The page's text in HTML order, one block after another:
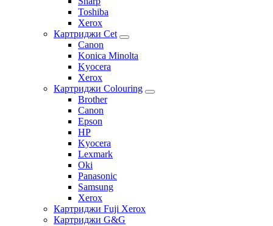
Toshiba
Xerox
Картриджи Cet
Canon
Konica Minolta
Kyocera
Xerox
Картриджи Colouring
Brother
Canon
Epson
HP
Kyocera
Lexmark
Oki
Panasonic
Samsung
Xerox
Картриджи Fuji Xerox
Картриджи G&G